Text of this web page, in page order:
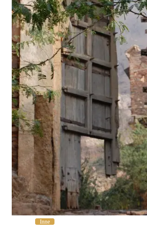
Inne